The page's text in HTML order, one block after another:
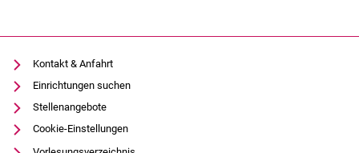
Kontakt & Anfahrt
Einrichtungen suchen
Stellenangebote
Cookie-Einstellungen